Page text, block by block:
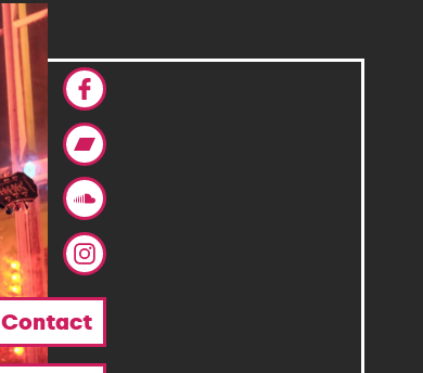
Contact
Facebook
Bandcamp
Soundcloud
Instagram